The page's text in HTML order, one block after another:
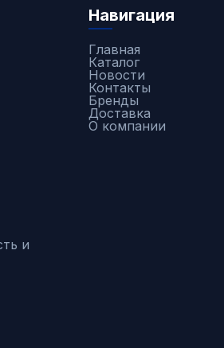
и
Навигация
Главная
Каталог
Новости
Контакты
Бренды
Доставка
О компании